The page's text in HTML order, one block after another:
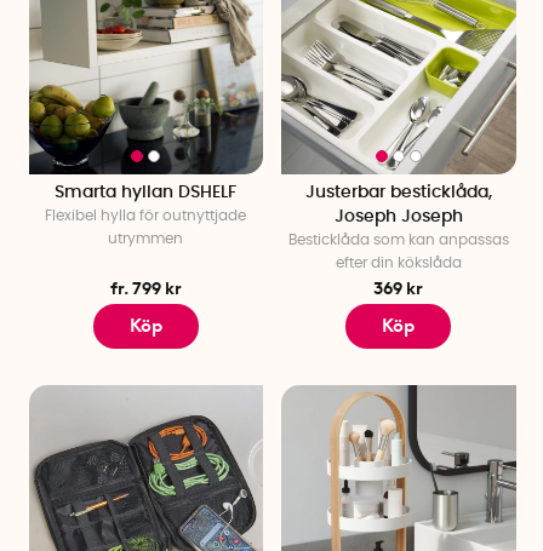
Smarta hyllan DSHELF
Flexibel hylla för outnyttjade
utrymmen
fr. 799 kr
Köp
Justerbar besticklåda,
Joseph Joseph
Besticklåda som kan anpassas
efter din kökslåda
369 kr
Köp